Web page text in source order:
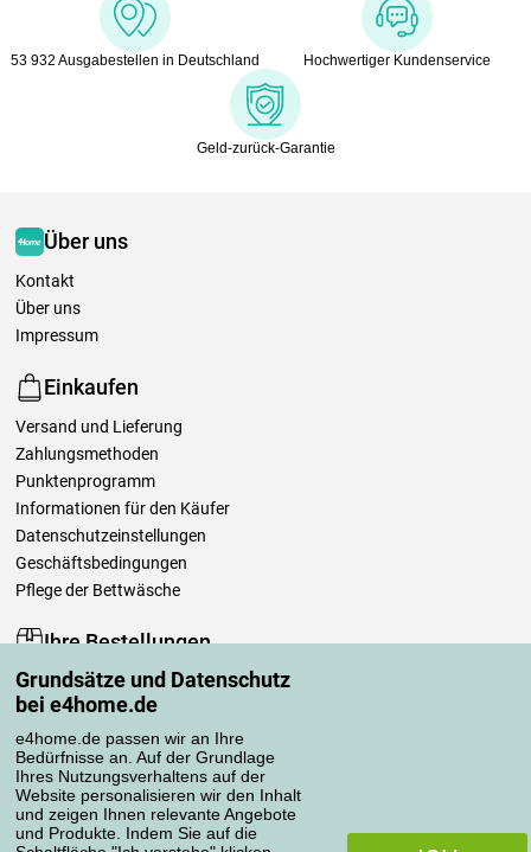
Grundsätze und Datenschutz
bei e4home.de
e4home.de passen wir an Ihre
Bedürfnisse an. Auf der Grundlage
Ihres Nutzungsverhaltens auf der
Website personalisieren wir den Inhalt
und zeigen Ihnen relevante Angebote
und Produkte. Indem Sie auf die
53 932 Ausgabestellen in Deutschland Hochwertiger Kundenservice
Geld-zurück-Garantie
Über uns
Kontakt
Über uns
Impressum
Einkaufen
Versand und Lieferung
Zahlungsmethoden
Punktenprogramm
Informationen für den Käufer
Datenschutzeinstellungen
Geschäftsbedingungen
Pflege der Bettwäsche
Ihre Bestellungen
Mein Konto
Bestellübersicht
Reklamationen
Widerrufsbelehrung
Einfach mehr wissen
Richtlinien zur Verarbeitung von Bewertungen